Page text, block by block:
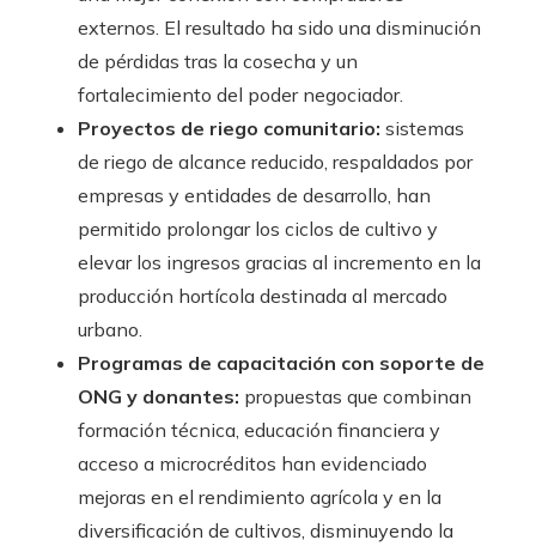
externos. El resultado ha sido una disminución
de pérdidas tras la cosecha y un
fortalecimiento del poder negociador.
Proyectos de riego comunitario: sistemas
de riego de alcance reducido, respaldados por
empresas y entidades de desarrollo, han
permitido prolongar los ciclos de cultivo y
elevar los ingresos gracias al incremento en la
producción hortícola destinada al mercado
urbano.
Programas de capacitación con soporte de
ONG y donantes: propuestas que combinan
formación técnica, educación financiera y
acceso a microcréditos han evidenciado
mejoras en el rendimiento agrícola y en la
diversificación de cultivos, disminuyendo la